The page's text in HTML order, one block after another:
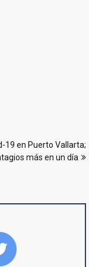
19 en Puerto Vallarta;
más en un día